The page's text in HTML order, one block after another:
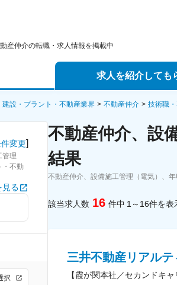
産仲介の転職・求人情報を掲載中
求人を紹介しても
エージェントサービス
スカウトサービス
パートナーエージェントサー
建設・プラント・不動産業界 不動産仲介 技術職
変更]
管理
・不動
見る
択
不動産仲介、設
結果
不動産仲介、設備施工管理（電気）、
該当求人数 16 件中 1～16件を表
三井不動産リアルテ
【霞が関本社／セカンドキ